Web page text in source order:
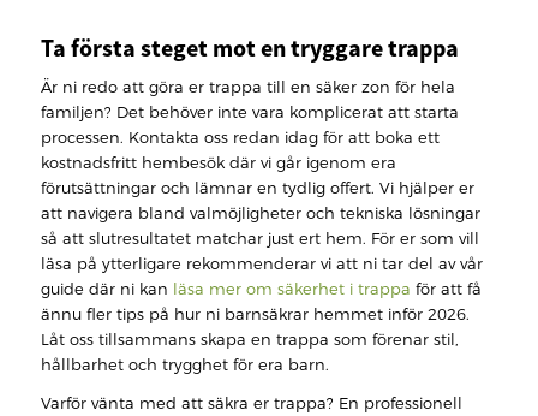
Ta första steget mot en tryggare trappa
Är ni redo att göra er trappa till en säker zon för hela
familjen? Det behöver inte vara komplicerat att starta
processen. Kontakta oss redan idag för att boka ett
kostnadsfritt hembesök där vi går igenom era
förutsättningar och lämnar en tydlig offert. Vi hjälper er
att navigera bland valmöjligheter och tekniska lösningar
så att slutresultatet matchar just ert hem. För er som vill
läsa på ytterligare rekommenderar vi att ni tar del av vår
guide där ni kan läsa mer om säkerhet i trappa för att få
ännu fler tips på hur ni barnsäkrar hemmet inför 2026.
Låt oss tillsammans skapa en trappa som förenar stil,
hållbarhet och trygghet för era barn.
Varför vänta med att säkra er trappa? En professionell